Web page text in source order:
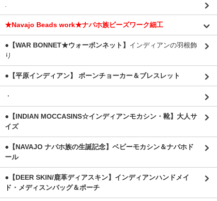
.
★Navajo Beads work★ナバホ族ビーズワーク細工
●【WAR BONNET★ウォーボンネット】 インディアンの羽根飾
り
●【平原インディアン】 ボーンチョーカー＆ブレスレット
・
●【INDIAN MOCCASINS☆インディアンモカシン・靴】大人サ
イズ
●【NAVAJO ナバホ族の生誕記念】ベビーモカシン＆ナバホド
ール
●【DEER SKIN/鹿革ディアスキン】インディアンハンドメイ
ド・メディスンバッグ＆ポーチ